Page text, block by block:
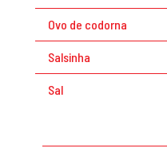
Ovo de codorna
Salsinha
Sal